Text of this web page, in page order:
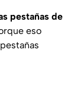
pestañas de
eso